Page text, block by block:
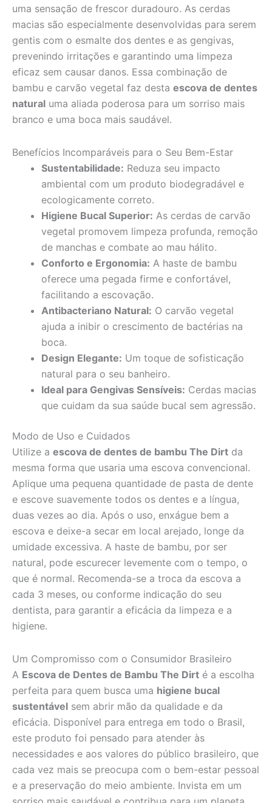
uma sensação de frescor duradouro. As cerdas
macias são especialmente desenvolvidas para serem
gentis com o esmalte dos dentes e as gengivas,
prevenindo irritações e garantindo uma limpeza
eficaz sem causar danos. Essa combinação de
bambu e carvão vegetal faz desta escova de dentes
natural uma aliada poderosa para um sorriso mais
branco e uma boca mais saudável.
Benefícios Incomparáveis para o Seu Bem-Estar
Sustentabilidade: Reduza seu impacto
ambiental com um produto biodegradável e
ecologicamente correto.
Higiene Bucal Superior: As cerdas de carvão
vegetal promovem limpeza profunda, remoção
de manchas e combate ao mau hálito.
Conforto e Ergonomia: A haste de bambu
oferece uma pegada firme e confortável,
facilitando a escovação.
Antibacteriano Natural: O carvão vegetal
ajuda a inibir o crescimento de bactérias na
boca.
Design Elegante: Um toque de sofisticação
natural para o seu banheiro.
Ideal para Gengivas Sensíveis: Cerdas macias
que cuidam da sua saúde bucal sem agressão.
Modo de Uso e Cuidados
Utilize a escova de dentes de bambu The Dirt da
mesma forma que usaria uma escova convencional.
Aplique uma pequena quantidade de pasta de dente
e escove suavemente todos os dentes e a língua,
duas vezes ao dia. Após o uso, enxágue bem a
escova e deixe-a secar em local arejado, longe da
umidade excessiva. A haste de bambu, por ser
natural, pode escurecer levemente com o tempo, o
que é normal. Recomenda-se a troca da escova a
cada 3 meses, ou conforme indicação do seu
dentista, para garantir a eficácia da limpeza e a
higiene.
Um Compromisso com o Consumidor Brasileiro
A Escova de Dentes de Bambu The Dirt é a escolha
perfeita para quem busca uma higiene bucal
sustentável sem abrir mão da qualidade e da
eficácia. Disponível para entrega em todo o Brasil,
este produto foi pensado para atender às
necessidades e aos valores do público brasileiro, que
cada vez mais se preocupa com o bem-estar pessoal
e a preservação do meio ambiente. Invista em um